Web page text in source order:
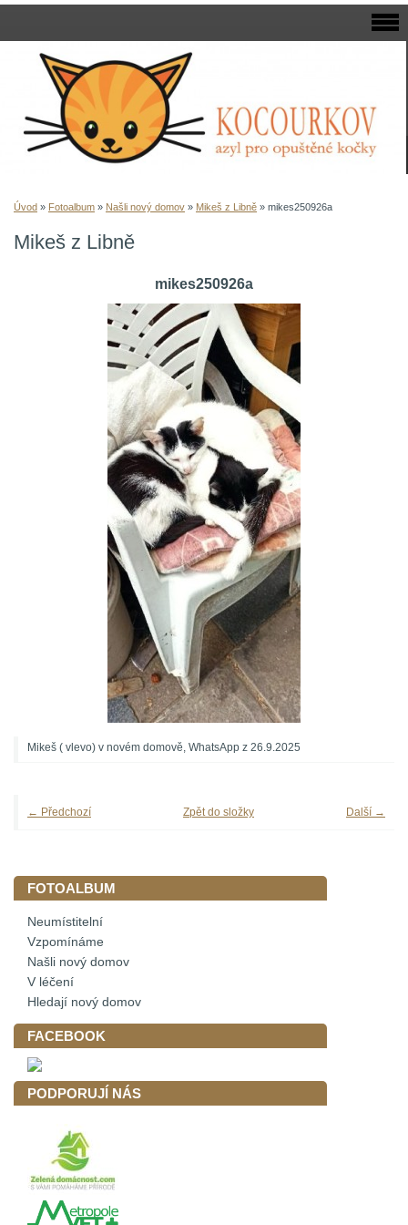
Úvod » Fotoalbum » Našli nový domov » Mikeš z Libně » mikes250926a
Mikeš z Libně
mikes250926a
Mikeš ( vlevo) v novém domově, WhatsApp z 26.9.2025
← Předchozí Další →
Zpět do složky
FOTOALBUM
Neumístitelní
Vzpomínáme
Našli nový domov
V léčení
Hledají nový domov
FACEBOOK
PODPORUJÍ NÁS